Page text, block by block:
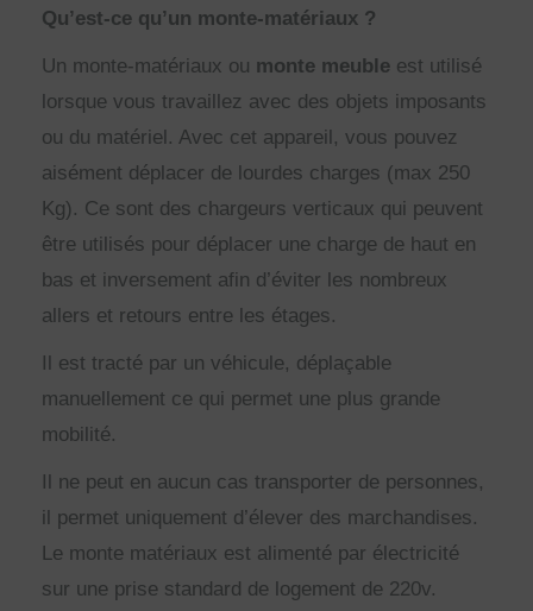
Qu’est-ce qu’un monte-matériaux ?
Un monte-matériaux ou monte meuble est utilisé
lorsque vous travaillez avec des objets imposants
ou du matériel. Avec cet appareil, vous pouvez
aisément déplacer de lourdes charges (max 250
Kg). Ce sont des chargeurs verticaux qui peuvent
être utilisés pour déplacer une charge de haut en
bas et inversement afin d’éviter les nombreux
allers et retours entre les étages.
Il est tracté par un véhicule, déplaçable
manuellement ce qui permet une plus grande
mobilité.
Il ne peut en aucun cas transporter de personnes,
il permet uniquement d’élever des marchandises.
Le monte matériaux est alimenté par électricité
sur une prise standard de logement de 220v.